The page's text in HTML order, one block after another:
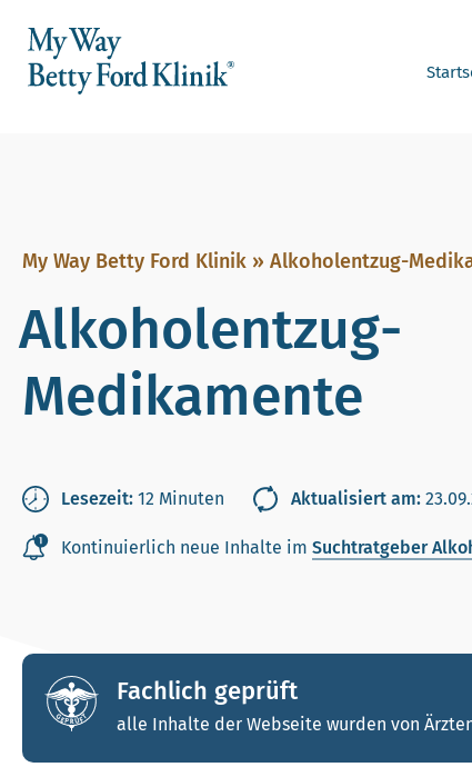
My Way Betty Ford Klinik » Alkoholentzug-
Alkoholentzug-
Medikamente
Lesezeit: 12 Minuten Aktualisiert am:
Kontinuierlich neue Inhalte im Suchtratgeber
Fachlich geprüft
alle Inhalte der Webseite wurden von